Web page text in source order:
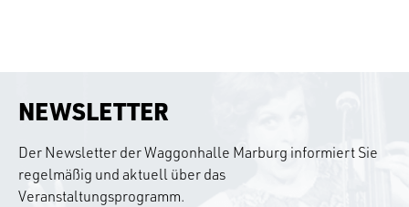
NEWSLETTER
Der Newsletter der Waggonhalle Marburg informiert Sie
regelmäßig und aktuell über das
Veranstaltungsprogramm.